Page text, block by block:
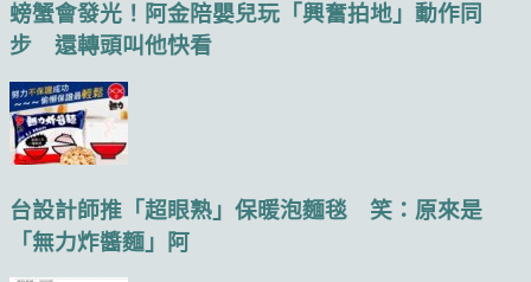
螃蟹會發光！阿金陪嬰兒玩「興奮拍地」動作同
步 還轉頭叫他快看
台設計師推「超眼熟」保暖泡麵毯 笑：原來是
「無力炸醬麵」阿